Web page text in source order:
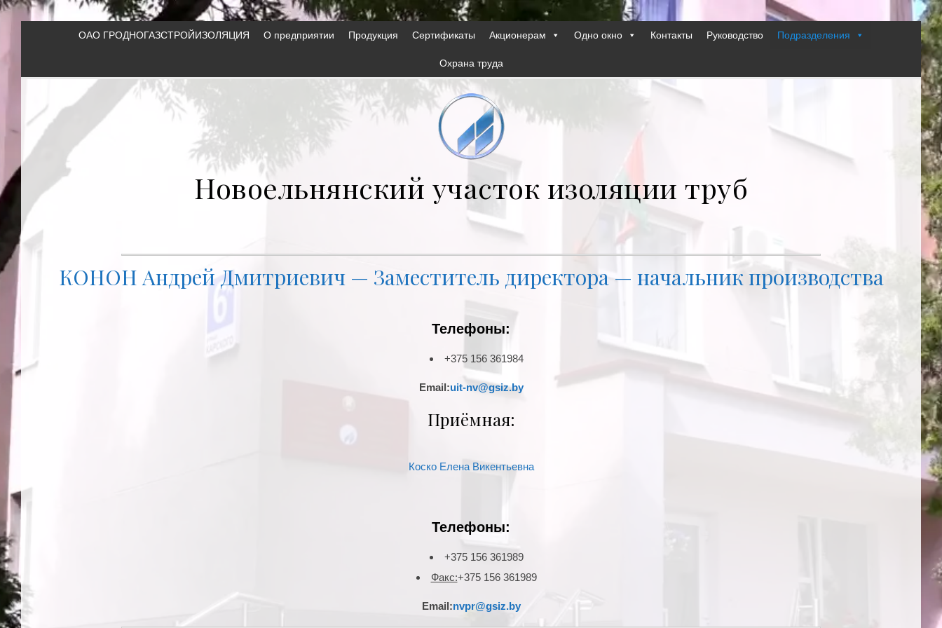
ОАО ГРОДНОГАЗСТРОЙИЗОЛЯЦИЯ О предприятии Продукция Сертификаты Акционерам Одно окно Контакты Руководство Подразделения
Охрана труда
Новоельнянский участок изоляции труб
КОНОН Андрей Дмитриевич — Заместитель директора — начальник производства
Телефоны:
+375 156 361984
Email:uit-nv@gsiz.by
Приёмная:
Коско Елена Викентьевна
Телефоны:
+375 156 361989
Факс:+375 156 361989
Email:nvpr@gsiz.by